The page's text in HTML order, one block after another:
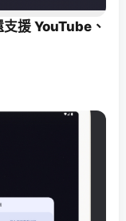
援 YouTube、